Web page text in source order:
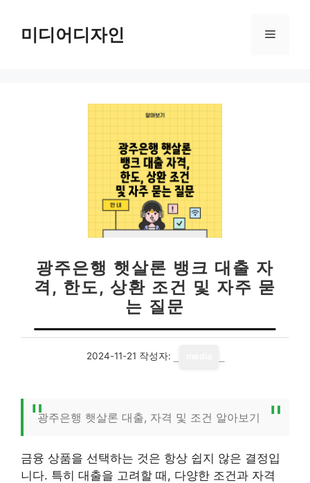
미디어디자인 메
광주은행 햇살론 뱅크 대출 자
격, 한도, 상환 조건 및 자주 묻
는 질문
2024-11-21 작성자:
광주은행 햇살론 대출, 자격 및 조건 알아보기
금융 상품을 선택하는 것은 항상 쉽지 않은 결정입
니다. 특히 대출을 고려할 때, 다양한 조건과 자격